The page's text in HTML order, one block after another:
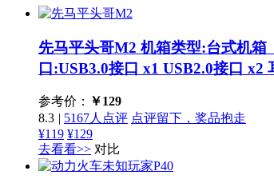
先马平头哥M2 机箱类型:台式机箱
口:USB3.0接口 x1 USB2.0接口 x2
参考价： ￥129
8.3 | 5167人点评 点评留下，奖品抱走
¥119 ¥129
去看看>> 对比